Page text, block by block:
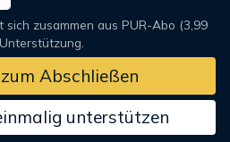
zusammen aus PUR-Abo (3,99
Abschließen
unterstützen